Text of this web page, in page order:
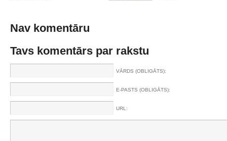
Nav komentāru
Tavs komentārs par rakstu
VĀRDS (OBLIGĀTS):
E-PASTS (OBLIGĀTS):
URL: